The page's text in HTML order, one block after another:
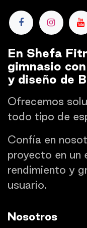
En Shefa
gimnasio
y diseño de
Ofrecemos
todo tipo de
Confía en
proyecto en un
rendimiento y
usuario.
Nosotros